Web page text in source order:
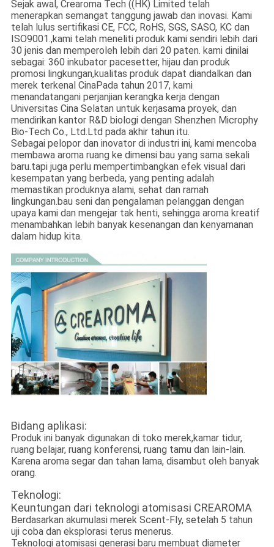
Sejak awal, Crearoma Tech ((HK) Limited telah
menerapkan semangat tanggung jawab dan inovasi. Kami
telah lulus sertifikasi CE, FCC, RoHS, SGS, SASO, KC dan
ISO9001.,kami telah meneliti produk kami sendiri lebih dari
30 jenis dan memperoleh lebih dari 20 paten. kami dinilai
sebagai: 360 inkubator pacesetter, hijau dan produk
promosi lingkungan,kualitas produk dapat diandalkan dan
merek terkenal CinaPada tahun 2017, kami
menandatangani perjanjian kerangka kerja dengan
Universitas Cina Selatan untuk kerjasama proyek, dan
mendirikan kantor R&D biologi dengan Shenzhen Microphy
Bio-Tech Co., Ltd.Ltd pada akhir tahun itu.
Sebagai pelopor dan inovator di industri ini, kami mencoba
membawa aroma ruang ke dimensi bau yang sama sekali
baru.tapi juga perlu mempertimbangkan efek visual dari
kesempatan yang berbeda, yang penting adalah
memastikan produknya alami, sehat dan ramah
lingkungan.bau seni dan pengalaman pelanggan dengan
upaya kami dan mengejar tak henti, sehingga aroma kreatif
menambahkan lebih banyak kesenangan dan kenyamanan
dalam hidup kita.
Bidang aplikasi:
Produk ini banyak digunakan di toko merek,kamar tidur,
ruang belajar, ruang konferensi, ruang tamu dan lain-lain.
Karena aroma segar dan tahan lama, disambut oleh banyak
orang.
Teknologi:
Keuntungan dari teknologi atomisasi CREAROMA
Berdasarkan akumulasi merek Scent-Fly, setelah 5 tahun
uji coba dan eksplorasi terus menerus.
Teknologi atomisasi generasi baru membuat diameter